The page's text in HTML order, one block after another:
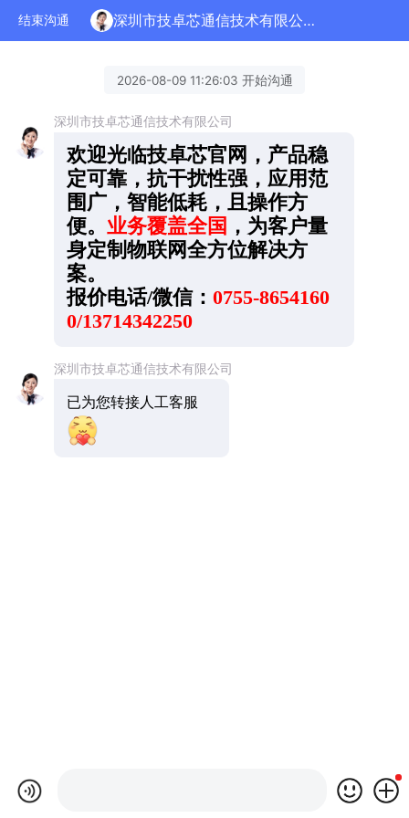
结束沟通 深圳市技卓芯通信技术有限公司正在为您服务
2026-08-09 11:26:03 开始沟通
深圳市技卓芯通信技术有限公司
欢迎光临技卓芯官网，产品稳
定可靠，抗干扰性强，应用范
围广，智能低耗，且操作方
便。 业务覆盖全国 ，为客户量
身定制物联网全方位解决方
案。
报价电话/微信： 0755-8654160
0/13714342250
深圳市技卓芯通信技术有限公司
已为您转接人工客服